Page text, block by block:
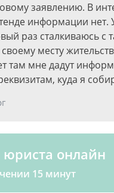
заявлению. В
информации
раз сталкиваюсь
своему месту
там мне дадут
куда я
юриста онлайн
15 минут